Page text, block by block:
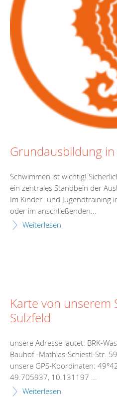
Grundausbildung
Schwimmen ist wichtig!
ein zentrales Standbein der
Im Kinder- und Jugendtraining
oder im anschließenden...
Weiterlesen
Karte von unserem
Sulzfeld
unsere Adresse lautet: BRK-
Bauhof -Mathias-Schiestl-Str.
unsere GPS-Koordinaten:
49.705937, 10.131197 ...
Weiterlesen